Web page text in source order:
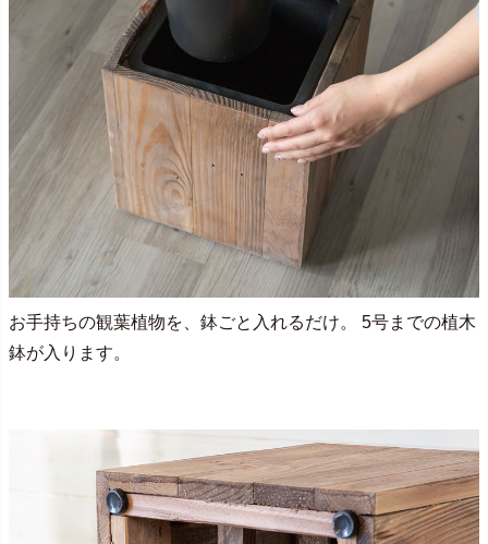
お手持ちの観葉植物を、鉢ごと入れるだけ。 5号までの植木
鉢が入ります。